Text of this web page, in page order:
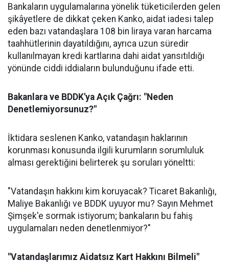
Bankaların uygulamalarına yönelik tüketicilerden gelen
şikâyetlere de dikkat çeken Kanko, aidat iadesi talep
eden bazı vatandaşlara 108 bin liraya varan harcama
taahhütlerinin dayatıldığını, ayrıca uzun süredir
kullanılmayan kredi kartlarına dahi aidat yansıtıldığı
yönünde ciddi iddiaların bulunduğunu ifade etti.
Bakanlara ve BDDK'ya Açık Çağrı: "Neden
Denetlemiyorsunuz?"
İktidara seslenen Kanko, vatandaşın haklarının
korunması konusunda ilgili kurumların sorumluluk
alması gerektiğini belirterek şu soruları yöneltti:
"Vatandaşın hakkını kim koruyacak? Ticaret Bakanlığı,
Maliye Bakanlığı ve BDDK uyuyor mu? Sayın Mehmet
Şimşek'e sormak istiyorum; bankaların bu fahiş
uygulamaları neden denetlenmiyor?"
"Vatandaşlarımız Aidatsız Kart Hakkını Bilmeli"